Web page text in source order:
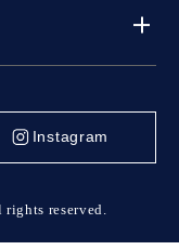
Instagram
reserved.